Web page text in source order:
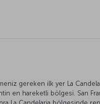
gereken ilk yer La
en hareketli bölgesi. San